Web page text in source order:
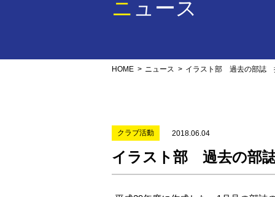
ニュース
HOME ニュース イラスト部 過去の部誌
クラブ活動 2018.06.04
イラスト部 過去の部